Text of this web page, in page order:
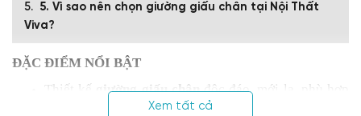
5. Vì sao nên chọn giường giấu chân tại Nội Thất
Viva?
ĐẶC ĐIỂM NỔI BẬT
Thiết kế
giường giấu chânđộc đáo, mới lạ, phù hợp
nội thất phòng ngủ hiện đại
Xem tất cả